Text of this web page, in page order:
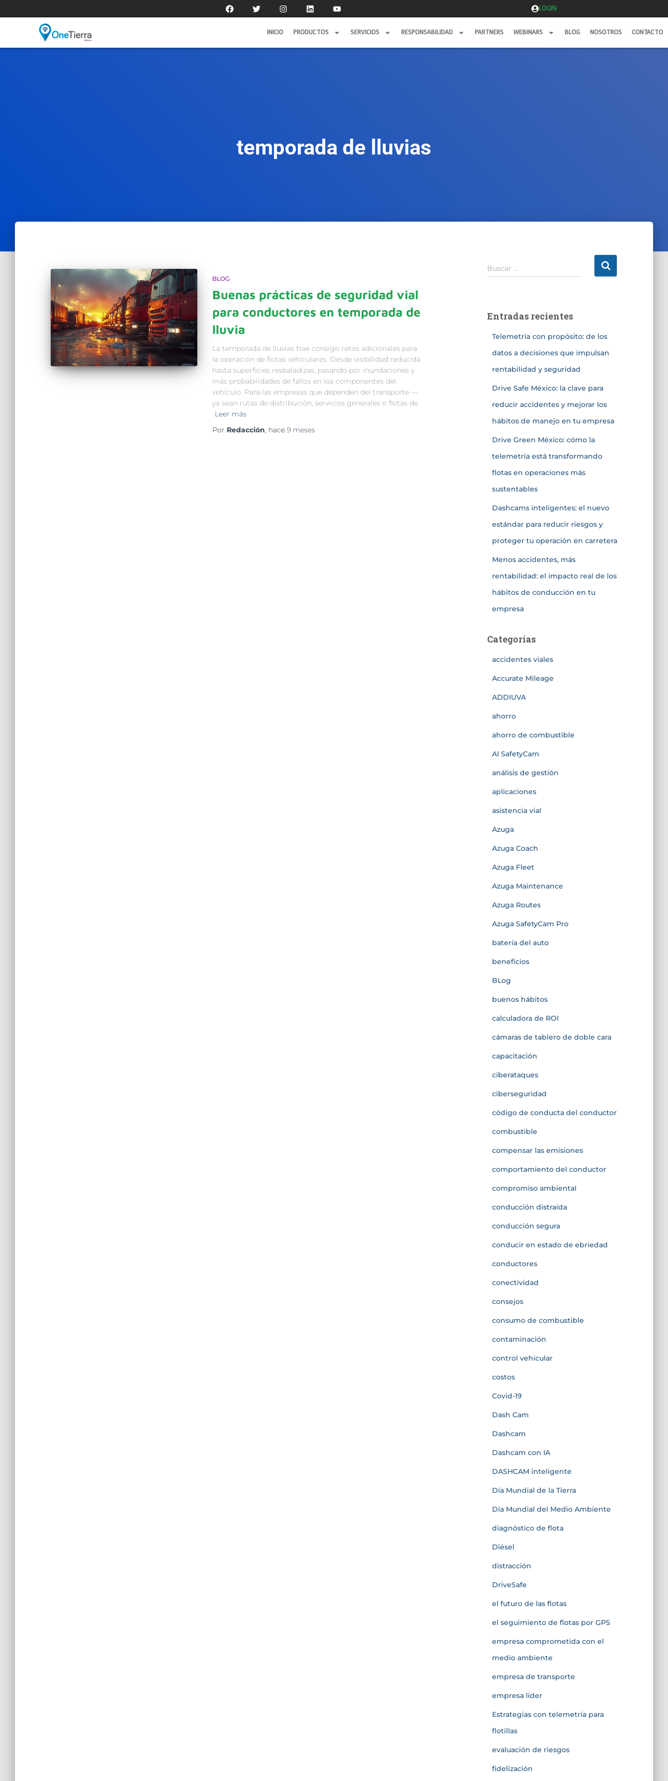
LOGIN
INICIO PRODUCTOS SERVICIOS RESPONSABILIDAD PARTNERS WEBINARS BLOG NOSOTROS CONTACTO
temporada de lluvias
BLOG
Buenas prácticas de seguridad vial
para conductores en temporada de
lluvia
La temporada de lluvias trae consigo retos adicionales para
la operación de flotas vehiculares. Desde visibilidad reducida
hasta superficies resbaladizas, pasando por inundaciones y
más probabilidades de fallos en los componentes del
vehículo. Para las empresas que dependen del transporte —
ya sean rutas de distribución, servicios generales o flotas de
Leer más
Por Redacción, hace 9 meses
Buscar …
Entradas recientes
Telemetría con propósito: de los
datos a decisiones que impulsan
rentabilidad y seguridad
Drive Safe México: la clave para
reducir accidentes y mejorar los
hábitos de manejo en tu empresa
Drive Green México: cómo la
telemetría está transformando
flotas en operaciones más
sustentables
Dashcams inteligentes: el nuevo
estándar para reducir riesgos y
proteger tu operación en carretera
Menos accidentes, más
rentabilidad: el impacto real de los
hábitos de conducción en tu
empresa
Categorías
accidentes viales
Accurate Mileage
ADDIUVA
ahorro
ahorro de combustible
AI SafetyCam
análisis de gestión
aplicaciones
asistencia vial
Azuga
Azuga Coach
Azuga Fleet
Azuga Maintenance
Azuga Routes
Azuga SafetyCam Pro
batería del auto
beneficios
BLog
buenos hábitos
calculadora de ROI
cámaras de tablero de doble cara
capacitación
ciberataques
ciberseguridad
código de conducta del conductor
combustible
compensar las emisiones
comportamiento del conductor
compromiso ambiental
conducción distraída
conducción segura
conducir en estado de ebriedad
conductores
conectividad
consejos
consumo de combustible
contaminación
control vehicular
costos
Covid-19
Dash Cam
Dashcam
Dashcam con IA
DASHCAM inteligente
Día Mundial de la Tierra
Día Mundial del Medio Ambiente
diagnóstico de flota
Diésel
distracción
DriveSafe
el futuro de las flotas
el seguimiento de flotas por GPS
empresa comprometida con el
medio ambiente
empresa de transporte
empresa líder
Estrategias con telemetría para
flotillas
evaluación de riesgos
fidelización